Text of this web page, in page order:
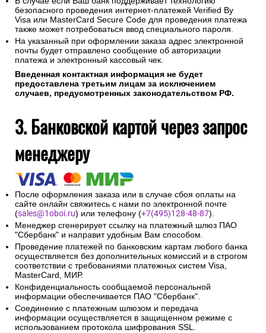
безопасного проведения интернет-платежей Verified By
Visa или MasterCard Secure Code для проведения платежа
также может потребоваться ввод специального пароля.
На указанный при оформлении заказа адрес электронной
почты будет отправлено сообщение об авторизации
платежа и электронный кассовый чек.
Введенная контактная информация не будет
предоставлена третьим лицам за исключением
случаев, предусмотренных законодательством РФ.
3. Банковской картой через запрос
менеджеру
После оформления заказа или в случае сбоя оплаты на
сайте онлайн свяжитесь с нами по электронной почте
(sales@1oboi.ru) или телефону (+7(495)128-48-87).
Менеджер сгенерирует ссылку на платежный шлюз ПАО
"Сбербанк" и направит удобным Вам способом.
Проведение платежей по банковским картам любого банка
осуществляется без дополнительных комиссий и в строгом
соответствии с требованиями платежных систем Visa,
MasterCard, МИР.
Конфиденциальность сообщаемой персональной
информации обеспечивается ПАО "Сбербанк".
Соединение с платежным шлюзом и передача
информации осуществляется в защищенном режиме с
использованием протокола шифрования SSL.